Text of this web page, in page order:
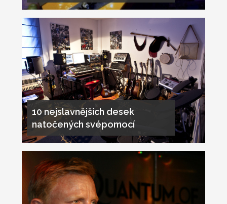
10 nejslavnějších desek
natočených svépomocí